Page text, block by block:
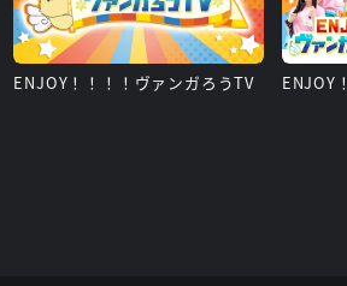
ENJOY！！！！ヴァンガろうTV ENJOY